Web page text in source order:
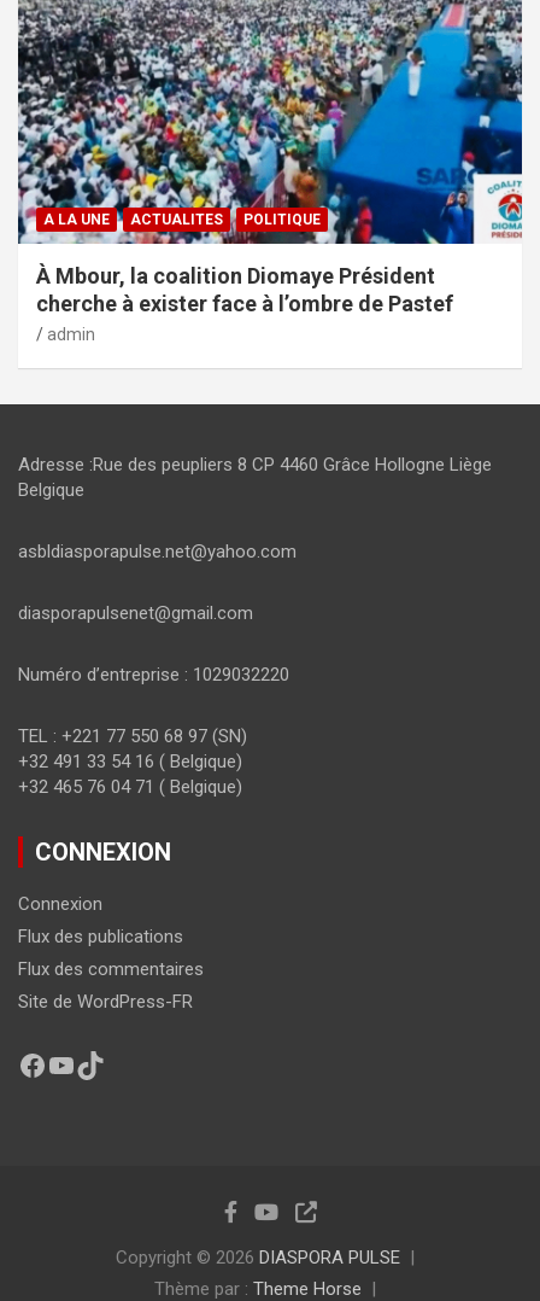
A LA UNE ACTUALITES POLITIQUE
À Mbour, la coalition Diomaye Président
cherche à exister face à l’ombre de Pastef
admin
Adresse :Rue des peupliers 8 CP 4460 Grâce Hollogne Liège
Belgique
asbldiasporapulse.net@yahoo.com
diasporapulsenet@gmail.com
Numéro d’entreprise : 1029032220
TEL : +221 77 550 68 97 (SN)
+32 491 33 54 16 ( Belgique)
+32 465 76 04 71 ( Belgique)
CONNEXION
Connexion
Flux des publications
Flux des commentaires
Site de WordPress-FR
Copyright © 2026 DIASPORA PULSE
Thème par : Theme Horse